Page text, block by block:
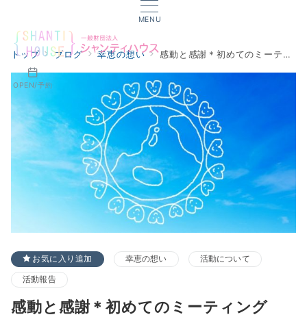
MENU
OPEN/予約
トップ ブログ 幸恵の想い 感動と感謝＊初めてのミーティング
お気に入り追加 幸恵の想い 活動について
活動報告
感動と感謝＊初めてのミーティング